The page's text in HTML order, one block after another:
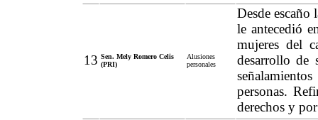
13 Sen. Mely Romero Celis
(PRI)
Alusiones
personales
Desde escaño
le antecedió
mujeres del
desarrollo de
personas.
derechos y